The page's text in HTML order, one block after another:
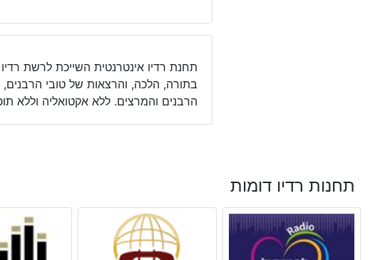
בתורה, הלכה, והרצאות של טובי
הרבנים והמרצים. ללא אקטואליה וללא
תחנות רדיו דומות